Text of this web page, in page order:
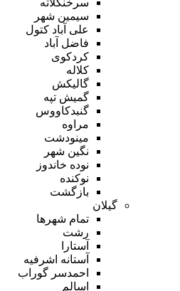
سیمین شهر
علی آباد کتول
فاضل آباد
کردکوی
کلاله
گالیکش
گمیش تپه
گنبدکاووس
مراوه
مینودشت
نگین شهر
نوده خاندوز
نوکنده
بازگشت
گیلان
تمام شهر‌ها
رشت
آستارا
آستانه اشرفیه
احمدسر گوراب
اسالم